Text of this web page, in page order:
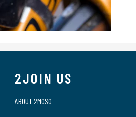
2JOIN US
ABOUT 2MOSO